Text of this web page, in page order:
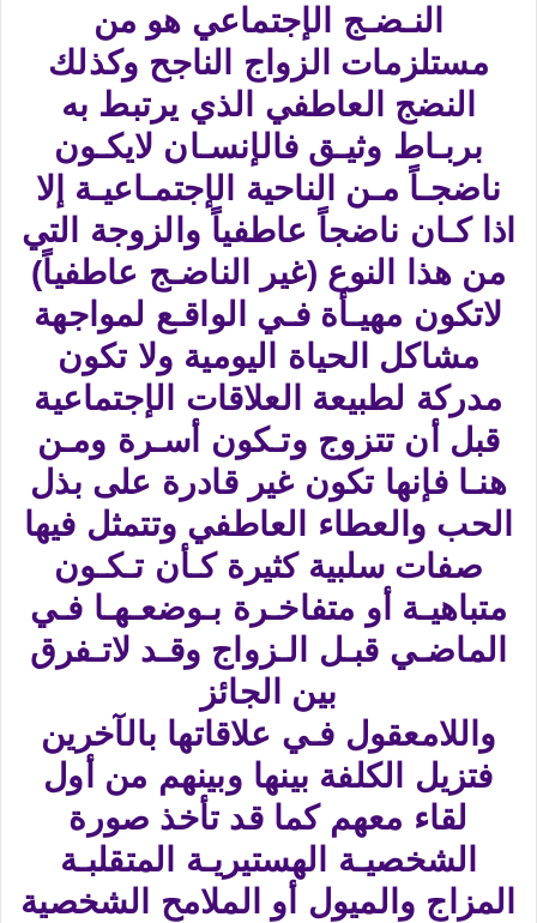
النـضـج الإجتماعي هو من
مستلزمات الزواج الناجح وكذلك
النضج العاطفي الذي يرتبط به
بربـاط وثيـق فالإنسـان لايكـون
ناضجـاً مـن الناحية الإجتمـاعيـة إلا
اذا كـان ناضجاً عاطفياً والزوجة التي
من هذا النوع (غير الناضـج عاطفياً)
لاتكون مهيـأة فـي الواقـع لمواجهة
مشاكل الحياة اليومية ولا تكون
مدركة لطبيعة العلاقات الإجتماعية
قبل أن تتزوج وتـكون أسـرة ومـن
هنـا فإنها تكون غير قادرة على بذل
الحب والعطاء العاطفي وتتمثل فيها
صفات سلبية كثيرة كـأن تـكـون
متباهيـة أو متفاخـرة بـوضعـهـا فـي
الماضـي قبـل الـزواج وقـد لاتـفرق
بين الجائز
واللامعقول فـي علاقاتها بالآخرين
فتزيل الكلفة بينها وبينهم من أول
لقاء معهم كما قد تأخذ صورة
الشخصيـة الهستيريـة المتقلبـة
المزاج والميول أو الملامح الشخصية